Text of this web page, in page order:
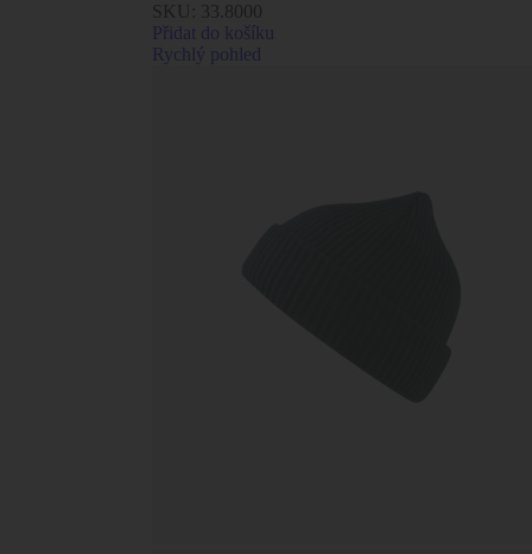
SKU:
33.8000
Přidat do košíku
Rychlý pohled